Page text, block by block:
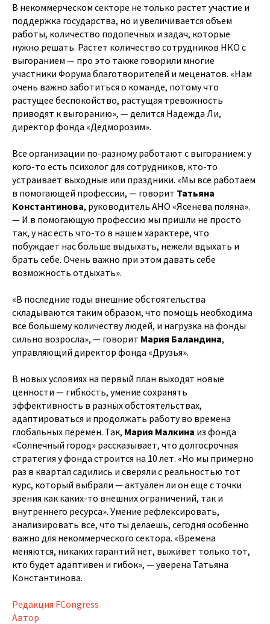
В некоммерческом секторе не только растет участие и
поддержка государства, но и увеличивается объем
работы, количество подопечных и задач, которые
нужно решать. Растет количество сотрудников НКО с
выгоранием — про это также говорили многие
участники Форума благотворителей и меценатов. «Нам
очень важно заботиться о команде, потому что
растущее беспокойство, растущая тревожность
приводят к выгоранию», — делится Надежда Ли,
директор фонда «Дедморозим».
Все организации по-разному работают с выгоранием: у
кого-то есть психолог для сотрудников, кто-то
устраивает выходные или праздники. «Мы все работаем
в помогающей профессии, — говорит Татьяна
Константинова, руководитель АНО «Ясенева поляна».
— И в помогающую профессию мы пришли не просто
так, у нас есть что-то в нашем характере, что
побуждает нас больше выдыхать, нежели вдыхать и
брать себе. Очень важно при этом давать себе
возможность отдыхать».
«В последние годы внешние обстоятельства
складываются таким образом, что помощь необходима
все большему количеству людей, и нагрузка на фонды
сильно возросла», — говорит Мария Баландина,
управляющий директор фонда «Друзья».
В новых условиях на первый план выходят новые
ценности — гибкость, умение сохранять
эффективность в разных обстоятельствах,
адаптироваться и продолжать работу во времена
глобальных перемен. Так, Мария Малкина из фонда
«Солнечный город» рассказывает, что долгосрочная
стратегия у фонда строится на 10 лет. «Но мы примерно
раз в квартал садились и сверяли с реальностью тот
курс, который выбрали — актуален ли он еще с точки
зрения как каких-то внешних ограничений, так и
внутреннего ресурса». Умение рефлексировать,
анализировать все, что ты делаешь, сегодня особенно
важно для некоммерческого сектора. «Времена
меняются, никаких гарантий нет, выживет только тот,
кто будет адаптивен и гибок», — уверена Татьяна
Константинова.
Редакция FCongress
Автор